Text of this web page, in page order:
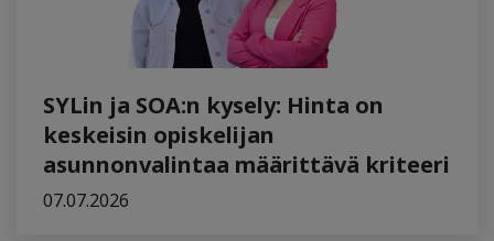
SYLin ja SOA:n kysely: Hinta on
keskeisin opiskelijan
asunnonvalintaa määrittävä kriteeri
07.07.2026